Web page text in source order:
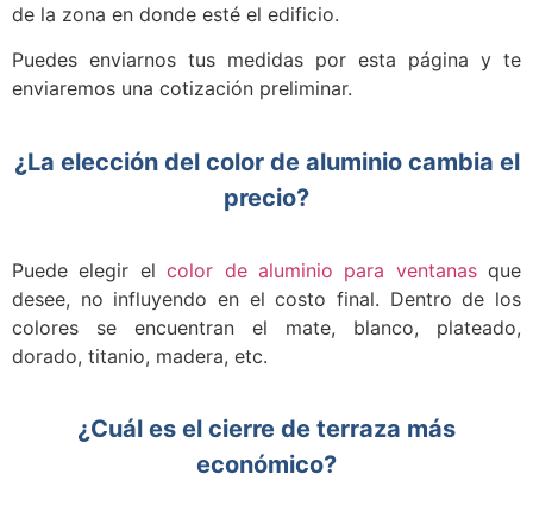
de la zona en donde esté el edificio.
Puedes enviarnos tus medidas por esta página y te
enviaremos una cotización preliminar.
¿La elección del color de aluminio cambia el
precio?
Puede elegir elcolor de aluminio para ventanasque
desee, no influyendo en el costo final. Dentro de los
colores se encuentran el mate, blanco, plateado,
dorado, titanio, madera, etc.
¿Cuál es el cierre de terraza más
económico?